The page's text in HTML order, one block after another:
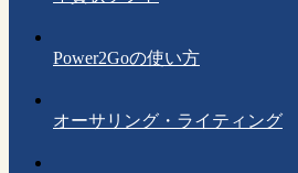
Power2Goの使い方
オーサリング・ライティング